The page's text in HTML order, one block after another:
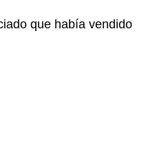
que había vendido